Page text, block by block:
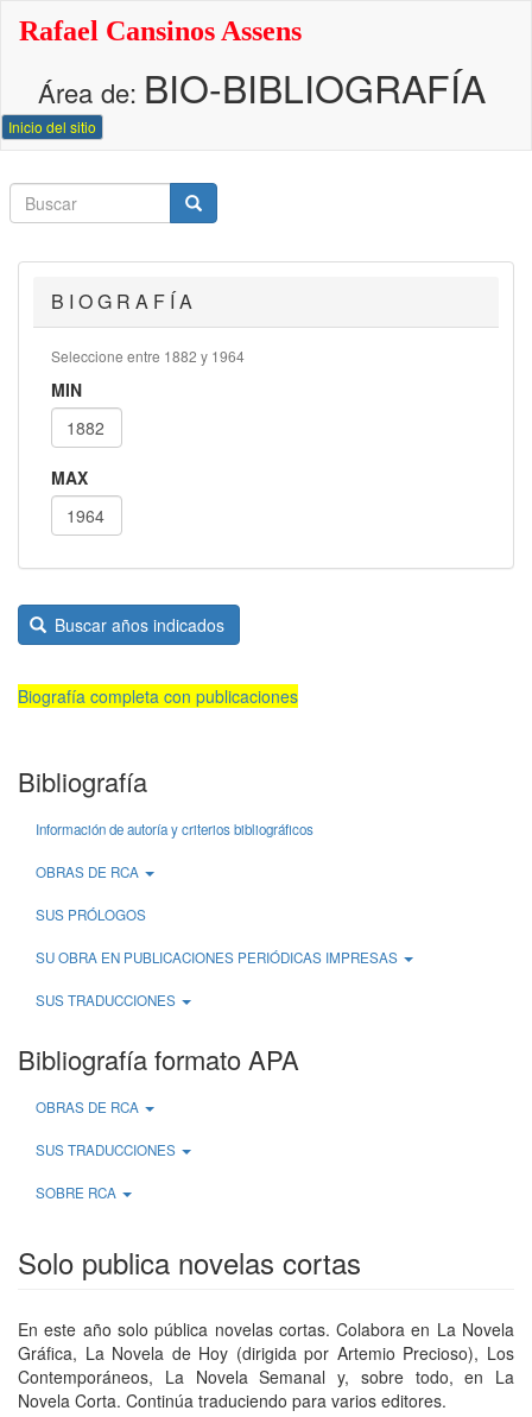
principal
Rafael Cansinos Assens
Área de: BIO-BIBLIOGRAFÍA
Inicio del sitio
Buscar
Buscar
Buscar
B I O G R A F Í A
Seleccione entre 1882 y 1964
MIN
MAX
Buscar años indicados
Biografía completa con publicaciones
Bibliografía
Información de autoría y criterios bibliográficos
OBRAS DE RCA
SUS PRÓLOGOS
SU OBRA EN PUBLICACIONES PERIÓDICAS IMPRESAS
SUS TRADUCCIONES
Bibliografía formato APA
OBRAS DE RCA
SUS TRADUCCIONES
SOBRE RCA
Solo publica novelas cortas
En este año solo pública novelas cortas. Colabora en La Novela
Gráfica, La Novela de Hoy (dirigida por Artemio Precioso), Los
Contemporáneos, La Novela Semanal y, sobre todo, en La
Novela Corta. Continúa traduciendo para varios editores.